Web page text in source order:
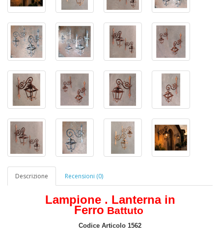
Descrizione Recensioni (0)
Lampione . Lanterna in
Ferro Battuto
Codice Articolo 1562